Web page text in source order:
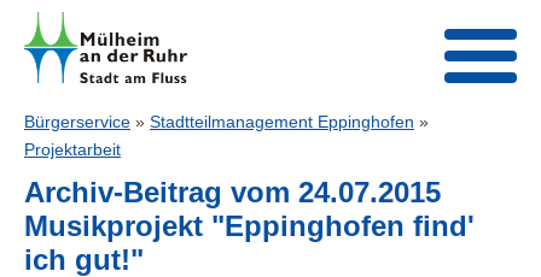
Bürgerservice » Stadtteilmanagement Eppinghofen »
Projektarbeit
Archiv-Beitrag vom 24.07.2015
Musikprojekt "Eppinghofen find'
ich gut!"